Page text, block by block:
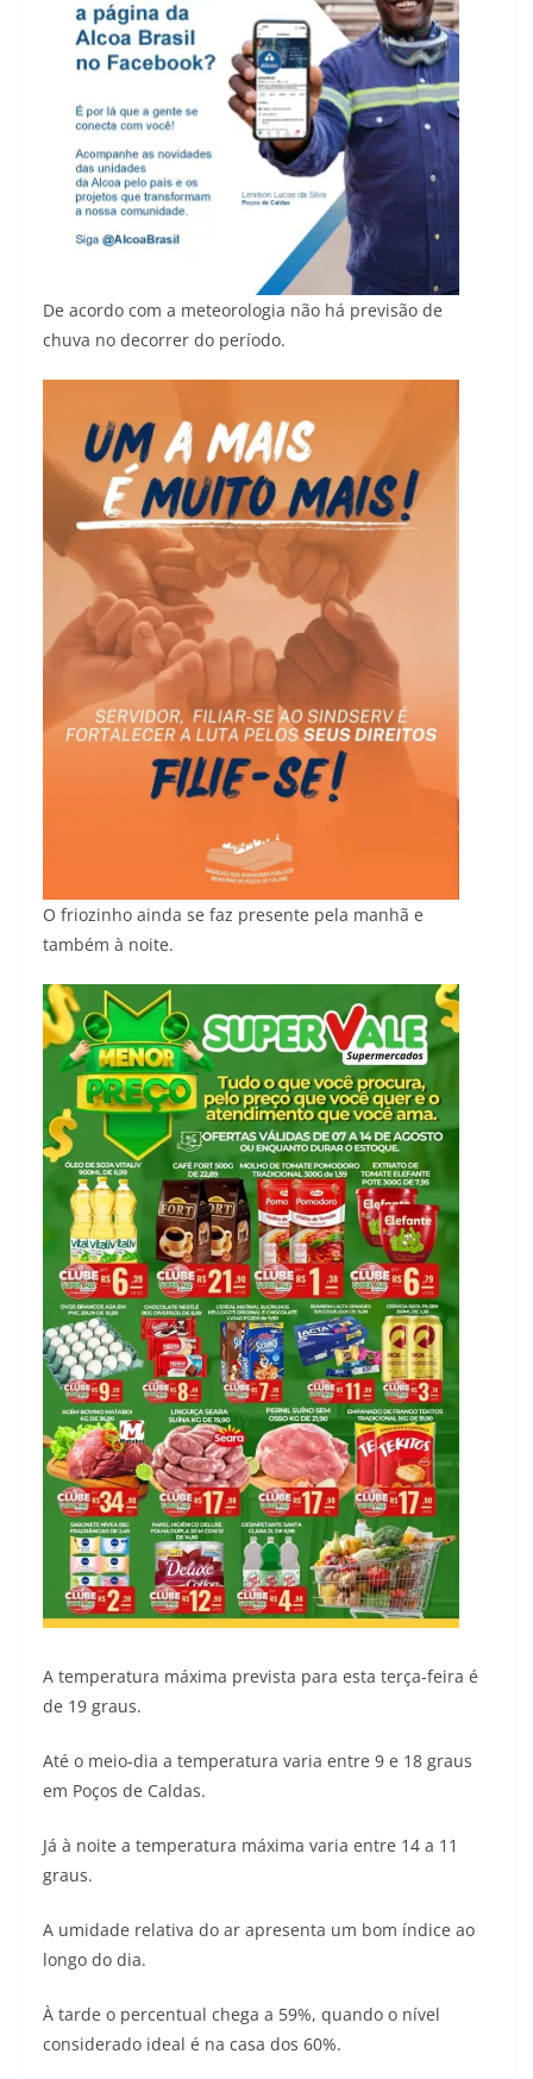
De acordo com a meteorologia não há previsão de
chuva no decorrer do período.
O friozinho ainda se faz presente pela manhã e
também à noite.
A temperatura máxima prevista para esta terça-feira é
de 19 graus.
Até o meio-dia a temperatura varia entre 9 e 18 graus
em Poços de Caldas.
Já à noite a temperatura máxima varia entre 14 a 11
graus.
A umidade relativa do ar apresenta um bom índice ao
longo do dia.
À tarde o percentual chega a 59%, quando o nível
considerado ideal é na casa dos 60%.